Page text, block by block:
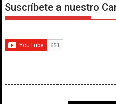
Suscríbete a nuestro